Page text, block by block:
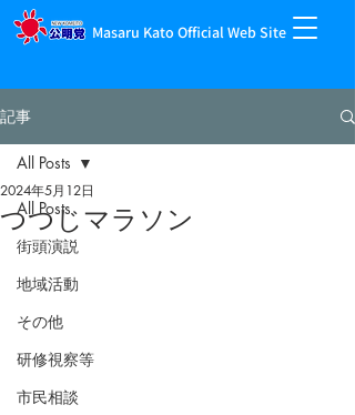
Masaru Kato Official Web Site
記事
All Posts
街頭演説
地域活動
その他
研修視察等
市民相談
All Posts
つつじマラソン
2024年5月12日